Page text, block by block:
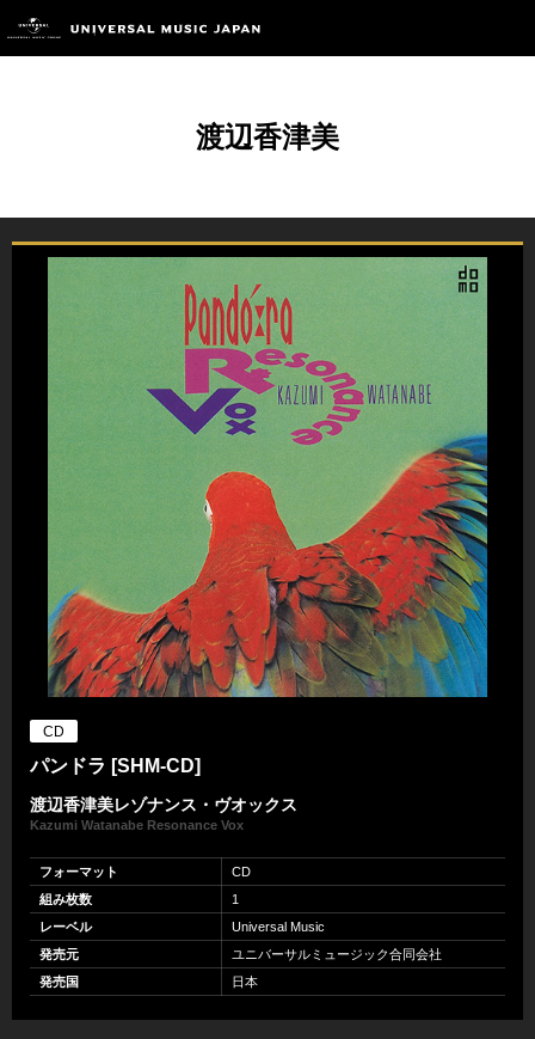
渡辺香津美
CD
パンドラ [SHM-CD]
渡辺香津美レゾナンス・ヴオックス
Kazumi Watanabe Resonance Vox
フォーマット
CD
組み枚数
1
レーベル
Universal Music
発売元
ユニバーサルミュージック合同会社
発売国
日本